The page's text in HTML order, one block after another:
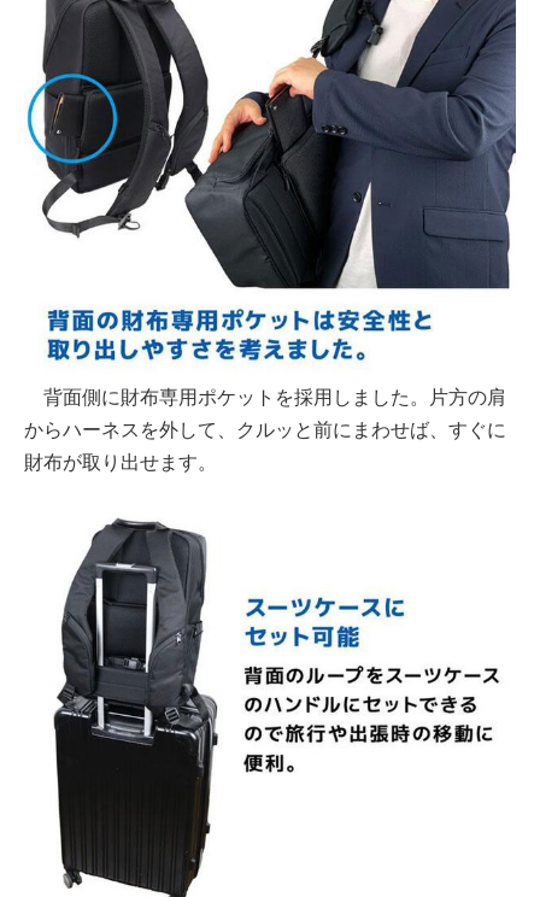
背面側に財布専用ポケットを採用しました。片方の肩
からハーネスを外して、クルッと前にまわせば、すぐに
財布が取り出せます。